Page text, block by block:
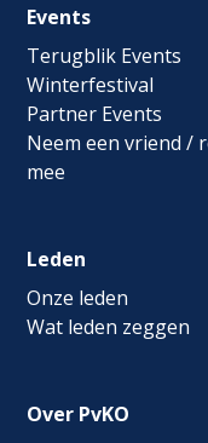
Footer
navigation
Events
Terugblik Events
Winterfestival
Partner Events
Neem een vriend /
mee
Leden
Onze leden
Wat leden zeggen
Over PvKO